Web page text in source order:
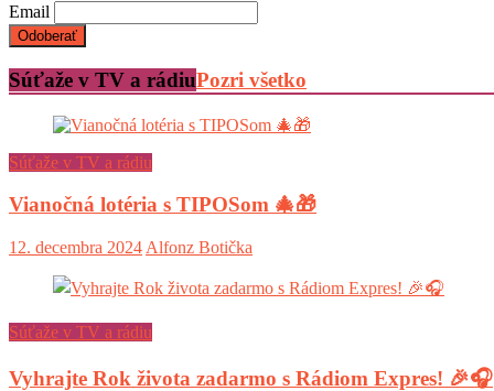
Email
Súťaže v TV a rádiuPozri všetko
Súťaže v TV a rádiu
Vianočná lotéria s TIPOSom 🎄🎁
12. decembra 2024 Alfonz Botička
Súťaže v TV a rádiu
Vyhrajte Rok života zadarmo s Rádiom Expres! 🎉🎧